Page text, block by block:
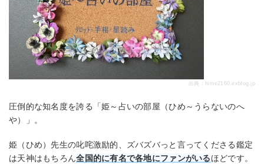
出典： hime2160.exblog.jp
圧倒的な知名度を誇る「姫～占いの部屋（ひめ～うらないのへ
や）」。
姫（ひめ）先生の叱咤激励的、ズバズバっと言ってくださる鑑定
は天神はもちろん全国的に有名で各地にファンがいるほどです。